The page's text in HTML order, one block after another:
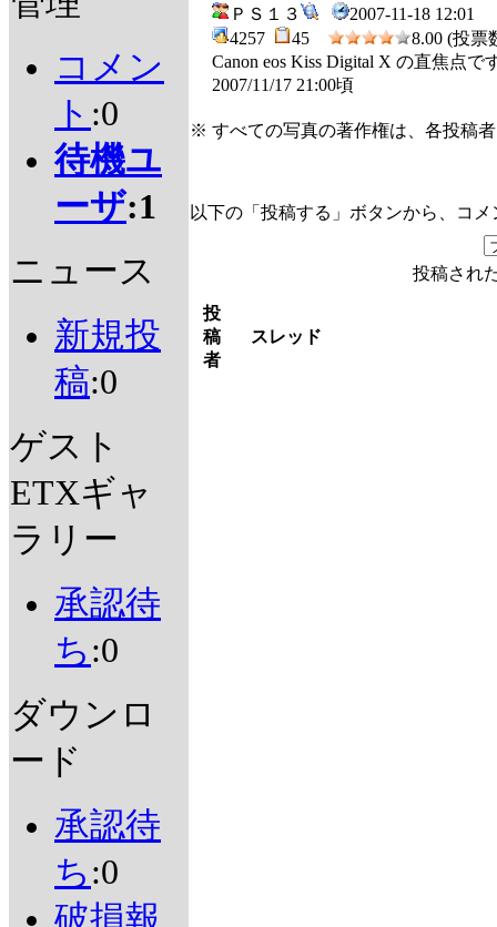
コメン
ト :0
待機ユ
ーザ:1
ニュース
新規投
稿:0
ゲスト
ETXギャ
ラリー
承認待
ち :0
ダウンロ
ード
承認待
ち :0
破損報
ＰＳ１３
2007-11-18 12:01
4257
45
8.00 (投票
Canon eos Kiss Digital X の直焦点
2007/11/17 21:00頃
※ すべての写真の著作権は、各投稿
以下の「投稿する」ボタンから、コ
投稿され
投
稿
者
スレッド